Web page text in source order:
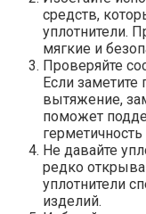
средств,
уплотнители.​
мягкие и
Проверяйте
Если
вытяжение,
поможет
герметичность
Не давайте
редко
уплотнители
изделий.​